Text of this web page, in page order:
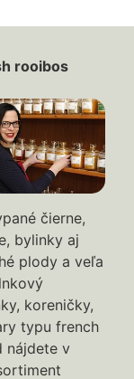
rooibos
čierne,
bylinky aj
plody a veľa
koreničky,
typu french
nájdete v